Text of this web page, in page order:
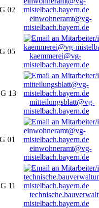
02
einwohneramt@vg-
mistelbach.bayern.de
05
kaemmerei@vg-
mistelbach.bayern.de
13
mitteilungsblatt@vg-
mistelbach.bayern.de
01
einwohneramt@vg-
mistelbach.bayern.de
11
mistelbach.bayern.de